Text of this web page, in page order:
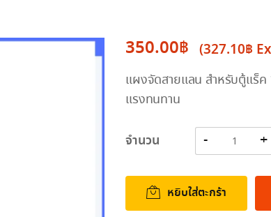
Original
price
was:
450.00฿.
350.00฿
Current
price
is:
350.00฿.
(327.10฿
แผงจัดสายแลน สำหรับตู้แร็ค
แรงทนทาน
จำนวน
หยิบใส่ตะกร้า